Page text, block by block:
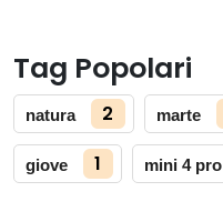
Tag Popolari
natura 2 marte
giove 1 mini 4 pro